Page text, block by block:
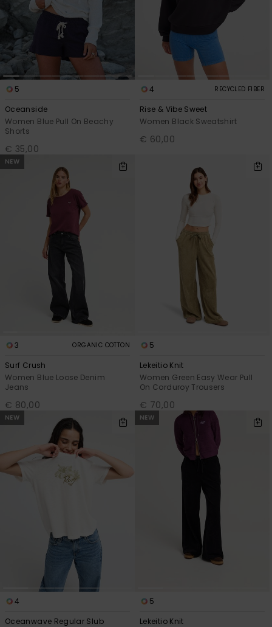
5
Oceanside
Women Blue Pull On Beachy
Shorts
€ 35,00
4 RECYCLED FIBER
Rise & Vibe Sweet
Women Black Sweatshirt
€ 60,00
NEW
3 ORGANIC COTTON
Surf Crush
Women Blue Loose Denim
Jeans
€ 80,00
5
Lekeitio Knit
Women Green Easy Wear Pull
On Corduroy Trousers
€ 70,00
NEW
4
Oceanwave Regular Slub
NEW
5
Lekeitio Knit